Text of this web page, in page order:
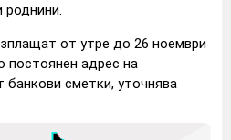
роднини.
от утре до 26 ноември
постоянен адрес на
банкови сметки, уточнява